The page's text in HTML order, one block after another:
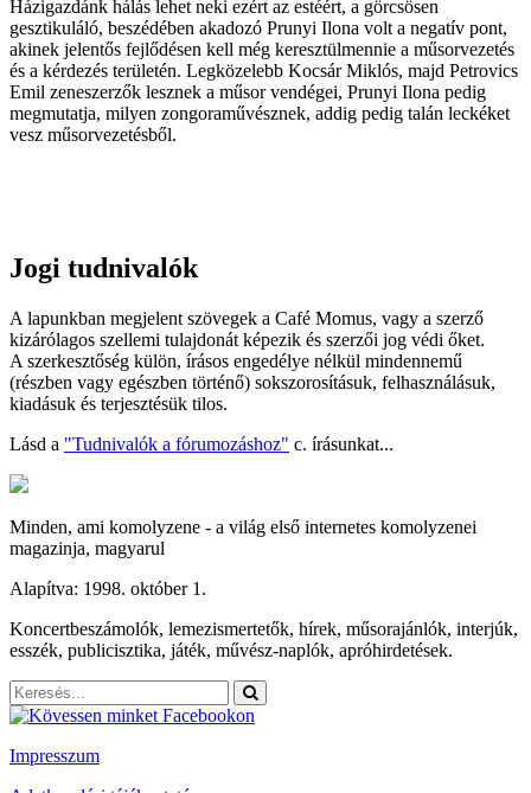
Házigazdánk hálás lehet neki ezért az estéért, a görcsösen
gesztikuláló, beszédében akadozó Prunyi Ilona volt a negatív pont,
akinek jelentős fejlődésen kell még keresztülmennie a műsorvezetés
és a kérdezés területén. Legközelebb Kocsár Miklós, majd Petrovics
Emil zeneszerzők lesznek a műsor vendégei, Prunyi Ilona pedig
megmutatja, milyen zongoraművésznek, addig pedig talán leckéket
vesz műsorvezetésből.
Jogi tudnivalók
A lapunkban megjelent szövegek a Café Momus, vagy a szerző
kizárólagos szellemi tulajdonát képezik és szerzői jog védi őket.
A szerkesztőség külön, írásos engedélye nélkül mindennemű
(részben vagy egészben történő) sokszorosításuk, felhasználásuk,
kiadásuk és terjesztésük tilos.
Lásd a "Tudnivalók a fórumozáshoz" c. írásunkat...
Minden, ami komolyzene - a világ első internetes komolyzenei
magazinja, magyarul
Alapítva: 1998. október 1.
Koncertbeszámolók, lemezismertetők, hírek, műsorajánlók, interjúk,
esszék, publicisztika, játék, művész-naplók, apróhirdetések.
Impresszum